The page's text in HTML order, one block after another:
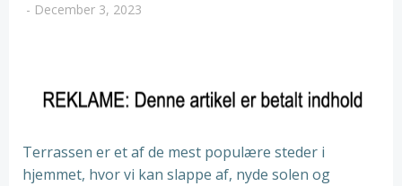
- December 3, 2023
Terrassen er et af de mest populære steder i
hjemmet, hvor vi kan slappe af, nyde solen og